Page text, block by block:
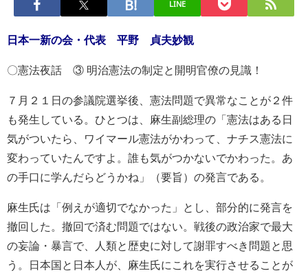
LINE
日本一新の会・代表 平野 貞夫妙観
〇憲法夜話 ③ 明治憲法の制定と開明官僚の見識！
７月２１日の参議院選挙後、憲法問題で異常なことが２件
も発生している。ひとつは、麻生副総理の「憲法はある日
気がついたら、ワイマール憲法がかわって、ナチス憲法に
変わっていたんですよ。誰も気がつかないでかわった。あ
の手口に学んだらどうかね」（要旨）の発言である。
麻生氏は「例えが適切でなかった」とし、部分的に発言を
撤回した。撤回で済む問題ではない。戦後の政治家で最大
の妄論・暴言で、人類と歴史に対して謝罪すべき問題と思
う。日本国と日本人が、麻生氏にこれを実行させることが